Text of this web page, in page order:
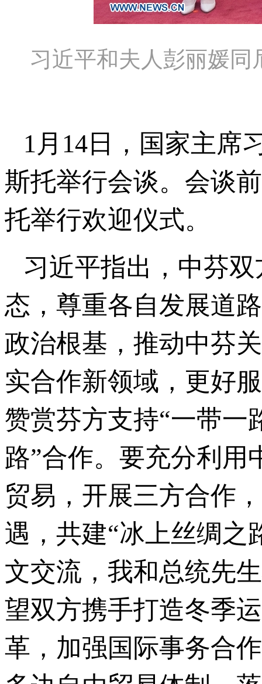
习近平和夫人彭丽媛
1月14日，国家主席
斯托举行会谈。会谈
托举行欢迎仪式。
习近平指出，中芬
态，尊重各自发展道
政治根基，推动中芬
实合作新领域，更好
赞赏芬方支持“一带一
路”合作。要充分利用
贸易，开展三方合作
遇，共建“冰上丝绸之
文交流，我和总统先
望双方携手打造冬季
革，加强国际事务合